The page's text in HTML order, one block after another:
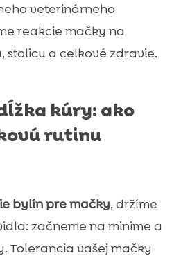
veterinárneho
reakcie mačky na
stolicu a celkové zdravie.
kúry: ako
rutinu
bylín pre mačky, držíme
začneme na minime a
Tolerancia vašej mačky